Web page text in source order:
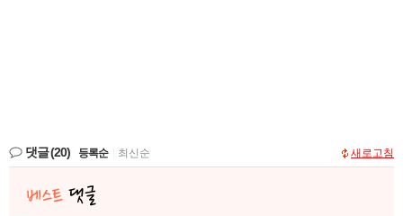
댓글(20) 등록순 최신순 새로고침